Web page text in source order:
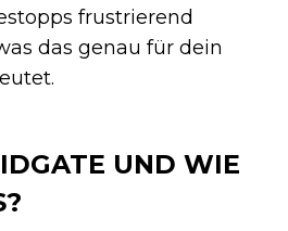
frustrierend
das genau für dein
UND WIE